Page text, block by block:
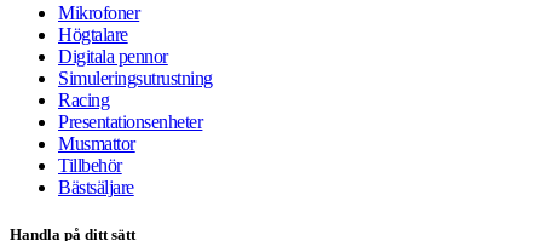
Mikrofoner
Högtalare
Digitala pennor
Simuleringsutrustning
Racing
Presentationsenheter
Musmattor
Tillbehör
Bästsäljare
Handla på ditt sätt